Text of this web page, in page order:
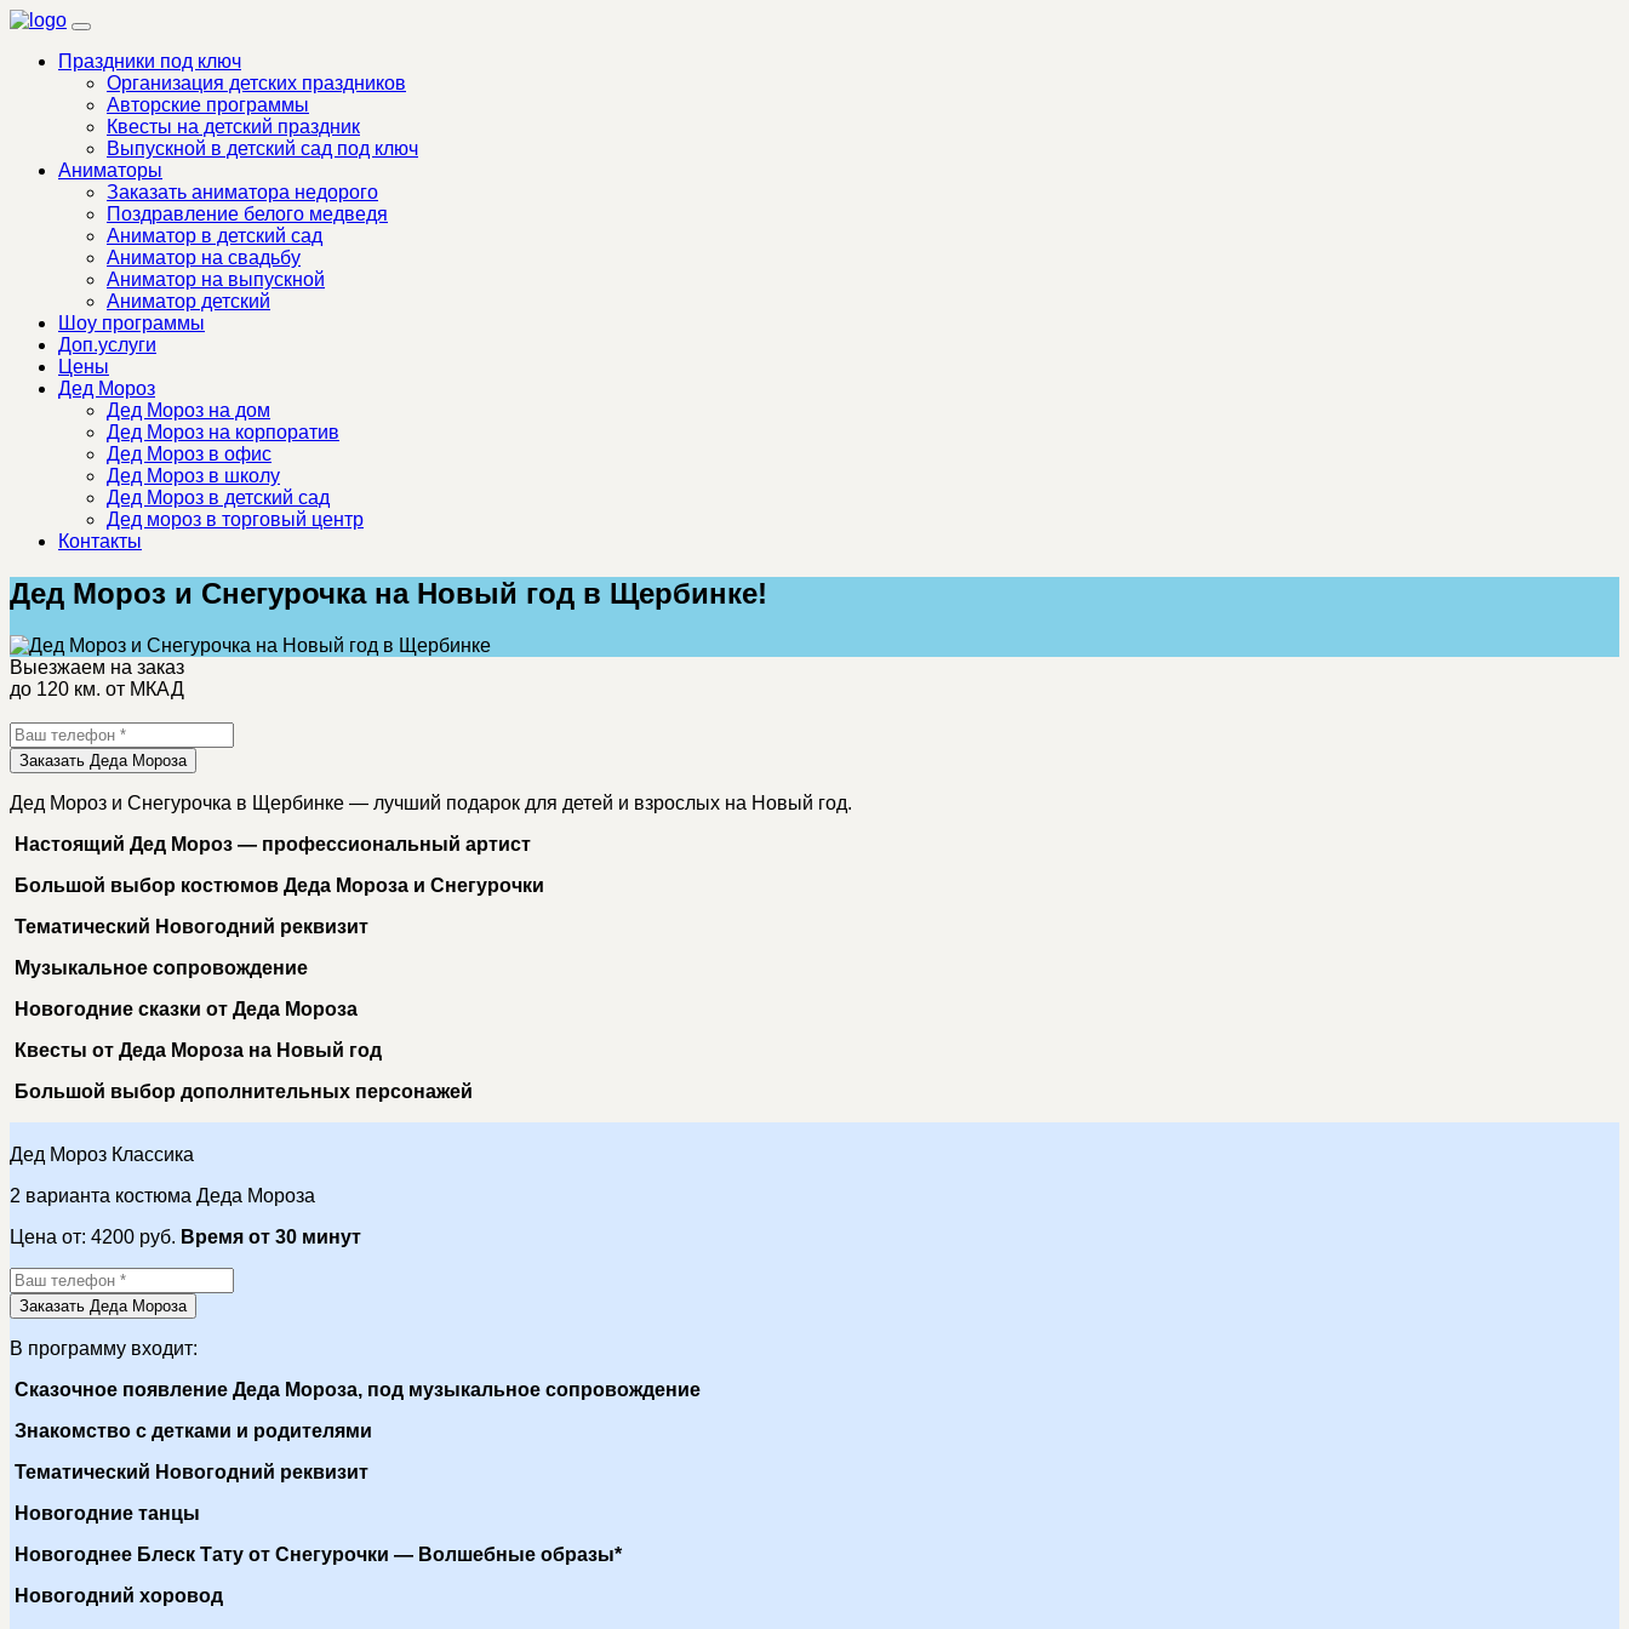
Праздники под ключ
Организация детских праздников
Авторские программы
Квесты на детский праздник
Выпускной в детский сад под ключ
Аниматоры
Заказать аниматора недорого
Поздравление белого медведя
Аниматор в детский сад
Аниматор на свадьбу
Аниматор на выпускной
Аниматор детский
Шоу программы
Доп.услуги
Цены
Дед Мороз
Дед Мороз на дом
Дед Мороз на корпоратив
Дед Мороз в офис
Дед Мороз в школу
Дед Мороз в детский сад
Дед мороз в торговый центр
Контакты
Дед Мороз и Снегурочка на Новый год в Щербинке!
Выезжаем на заказ
до 120 км. от МКАД
Заказать Деда Мороза
Дед Мороз и Снегурочка в Щербинке — лучший подарок для детей и взрослых на Новый год.
Настоящий Дед Мороз — профессиональный артист
Большой выбор костюмов Деда Мороза и Снегурочки
Тематический Новогодний реквизит
Музыкальное сопровождение
Новогодние сказки от Деда Мороза
Квесты от Деда Мороза на Новый год
Большой выбор дополнительных персонажей
Дед Мороз Классика
2 варианта костюма Деда Мороза
Цена от: 4200 руб. Время от 30 минут
Заказать Деда Мороза
В программу входит:
Сказочное появление Деда Мороза, под музыкальное сопровождение
Знакомство с детками и родителями
Тематический Новогодний реквизит
Новогодние танцы
Новогоднее Блеск Тату от Снегурочки — Волшебные образы*
Новогодний хоровод